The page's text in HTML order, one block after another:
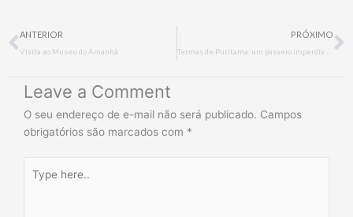
Prev
ANTERIOR
Visita ao Museu do Amanhã
PRÓXIMO
Termas de Puritama: um passeio imperdível no Atacama
Leave a Comment
O seu endereço de e-mail não será publicado. Campos
obrigatórios são marcados com *
here..